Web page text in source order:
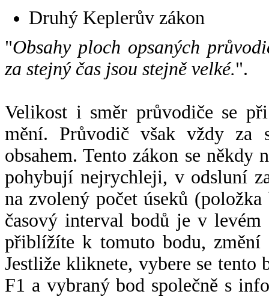
Druhý Keplerův zákon
"Obsahy ploch opsaných
za stejný čas jsou stejně velké.".
Velikost i směr průvodiče se
mění. Průvodič však vždy za
obsahem. Tento zákon se někdy
pohybují nejrychleji, v odsluní
na zvolený počet úseků
časový interval bodů je v
přiblížíte k tomuto bodu,
Jestliže kliknete, vybere se tento
F1 a vybraný bod společně s